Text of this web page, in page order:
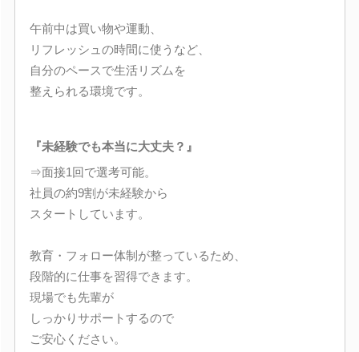
午前中は買い物や運動、
リフレッシュの時間に使うなど、
自分のペースで生活リズムを
整えられる環境です。
『未経験でも本当に大丈夫？』
⇒面接1回で選考可能。
社員の約9割が未経験から
スタートしています。
教育・フォロー体制が整っているため、
段階的に仕事を習得できます。
現場でも先輩が
しっかりサポートするので
ご安心ください。